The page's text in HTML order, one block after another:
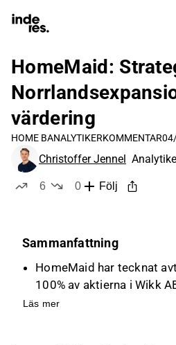
HomeMaid:
värdering
HOME BANALYTIKERKOMMENTAR
Christoffer Jennel
6
0
Följ
Sammanfattning
HomeMaid har tecknat
100% av aktierna i Wikk
strategisk expansion i
Läs mer